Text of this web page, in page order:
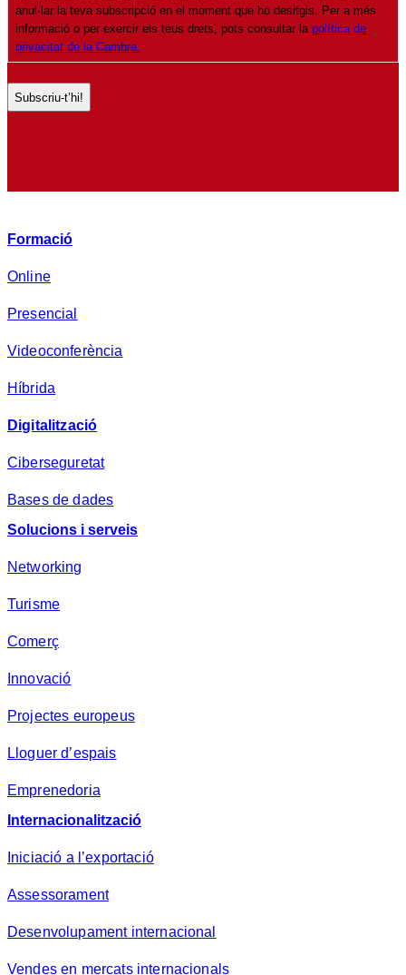
d
v
d
s
a
anul·lar la teva subscripció en el moment que ho desitgis. Per a més
informació o per exercir els teus drets, pots consultar la política de
privacitat de la Cambra.
Formació
Online
Presencial
Videoconferència
Híbrida
Digitalització
Ciberseguretat
Bases de dades
Solucions i serveis
Networking
Turisme
Comerç
Innovació
Projectes europeus
Lloguer d’espais
Emprenedoria
Internacionalització
Iniciació a l’exportació
Assessorament
Desenvolupament internacional
Vendes en mercats internacionals